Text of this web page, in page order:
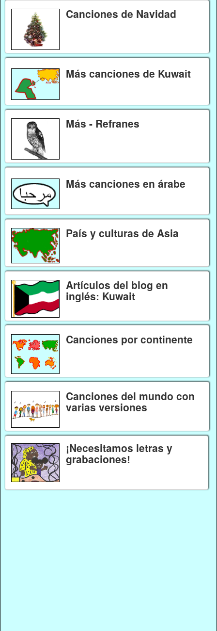
Canciones de Navidad
Más canciones de Kuwait
Más - Refranes
Más canciones en árabe
País y culturas de Asia
Artículos del blog en
inglés: Kuwait
Canciones por continente
Canciones del mundo con
varias versiones
¡Necesitamos letras y
grabaciones!